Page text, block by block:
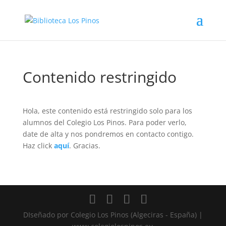
Contenido restringido
Hola, este contenido está restringido solo para los
alumnos del Colegio Los Pinos. Para poder verlo,
date de alta y nos pondremos en contacto contigo.
Haz click aquí. Gracias.
DIseñado por Colegio Los Pinos (Algeciras - España) |